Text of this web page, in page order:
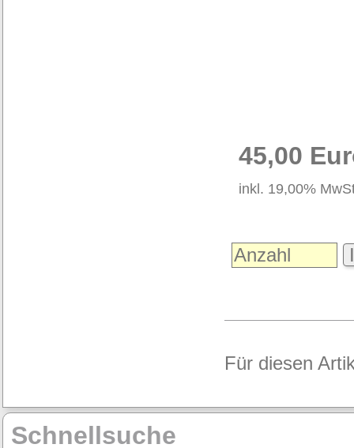
45,00
inkl. 19,00%
Für diesen
Schnellsuche